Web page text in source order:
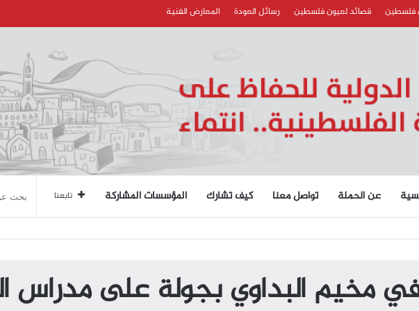
فلسطين قصائد لعيون فلسطين رسائل العودة المعارض الفنية
عن الحملة تواصل معنا كيف تشارك المؤسسات المشاركة تابعنا
مخيم البداوي بجولة على مدراس